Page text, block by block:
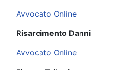
Avvocato Online
Risarcimento Danni
Avvocato Online